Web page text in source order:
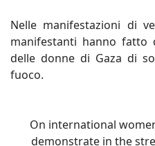
Nelle manifestazioni di
manifestanti hanno fatto
delle donne di Gaza di
fuoco.
On international
demonstrate in the